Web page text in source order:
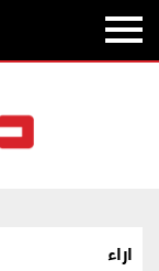
اراء